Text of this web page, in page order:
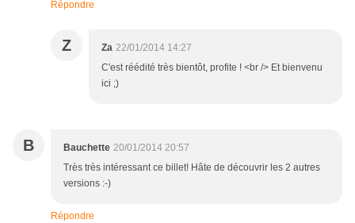
Répondre
Z Za 22/01/2014 14:27
C'est réédité très bientôt, profite ! <br /> Et bienvenu
ici ;)
B Bauchette 20/01/2014 20:57
Très très intéressant ce billet! Hâte de découvrir les 2 autres
versions :-)
Répondre